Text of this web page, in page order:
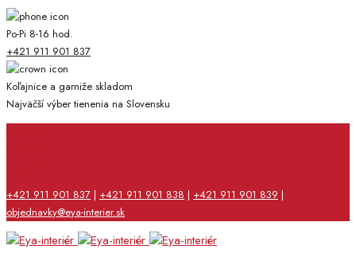
Po-Pi 8-16 hod.
+421 911 901 837
Koľajnice a garniže skladom
Najväčší výber tienenia na Slovensku
+421 911 901 837 | +421 911 901 838 | +421 911 901 839 |
objednavky@eya-interier.sk